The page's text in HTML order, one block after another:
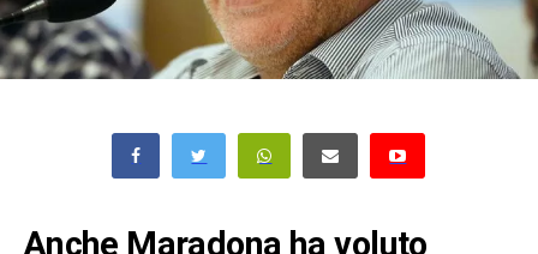
Anche Maradona ha voluto